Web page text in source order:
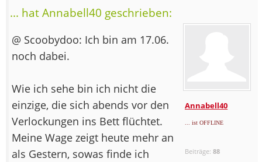
... hat Annabell40 geschrieben:
Annabell40
... ist OFFLINE
Beiträge:88
@ Scoobydoo: Ich bin am 17.06.
noch dabei.
Wie ich sehe bin ich nicht die
einzige, die sich abends vor den
Verlockungen ins Bett flüchtet.
Meine Wage zeigt heute mehr an
als Gestern, sowas finde ich